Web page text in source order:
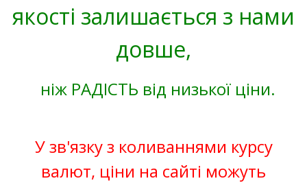
якості залишається з нами
довше,
ніж РАДІСТЬ від низької ціни.
У зв'язку з коливаннями курсу
валют, ціни на сайті можуть